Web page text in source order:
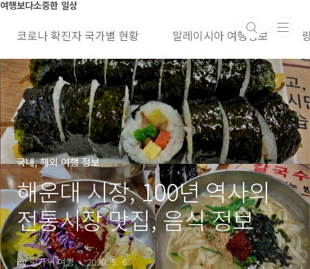
본문 바로가기
여행보다소중한 일상
코로나 확진자 국가별 현황 말레이시아 여행정보
국내, 해외 여행 정보
해운대 시장, 100년 역사의
전통시장 맛집, 음식 정보
by 랑카위 여행 2020. 5. 6.